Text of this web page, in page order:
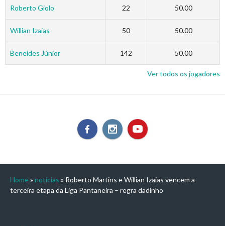
Roberto Giolo 22 50.00
Willian Izaias 50 50.00
Beneides Júnior 142 50.00
Ver todos os jogadores
Home » notícias » Roberto Martins e Willian Izaias vencem a
terceira etapa da Liga Pantaneira – regra dadinho